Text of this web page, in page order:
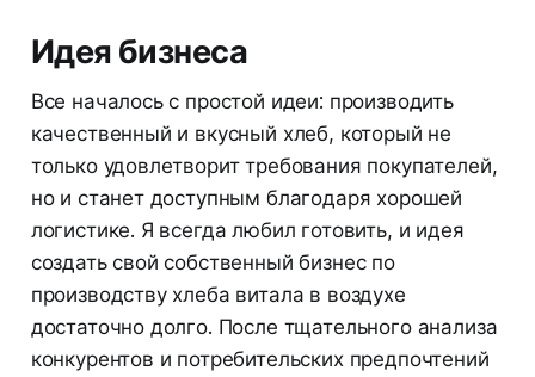
Идея бизнеса
Все началось с простой идеи: производить
качественный и вкусный хлеб, который не
только удовлетворит требования покупателей,
но и станет доступным благодаря хорошей
логистике. Я всегда любил готовить, и идея
создать свой собственный бизнес по
производству хлеба витала в воздухе
достаточно долго. После тщательного анализа
конкурентов и потребительских предпочтений